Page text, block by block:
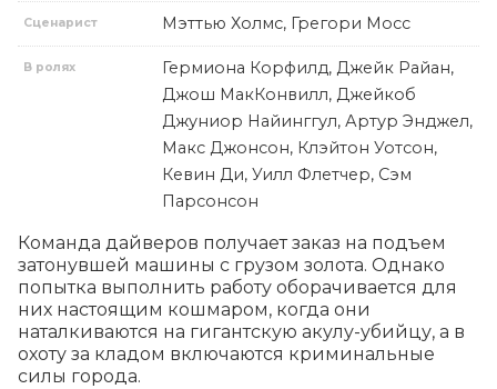
Сценарист Мэттью Холмс, Грегори Мосс
В ролях
Гермиона Корфилд, Джейк Райан,
Джош МакКонвилл, Джейкоб
Джуниор Найинггул, Артур Энджел,
Макс Джонсон, Клэйтон Уотсон,
Кевин Ди, Уилл Флетчер, Сэм
Парсонсон
Команда дайверов получает заказ на подъем
затонувшей машины с грузом золота. Однако
попытка выполнить работу оборачивается для
них настоящим кошмаром, когда они
наталкиваются на гигантскую акулу-убийцу, а в
охоту за кладом включаются криминальные
силы города.